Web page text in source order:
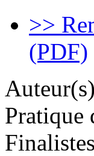
>>
(PDF)
Pratique